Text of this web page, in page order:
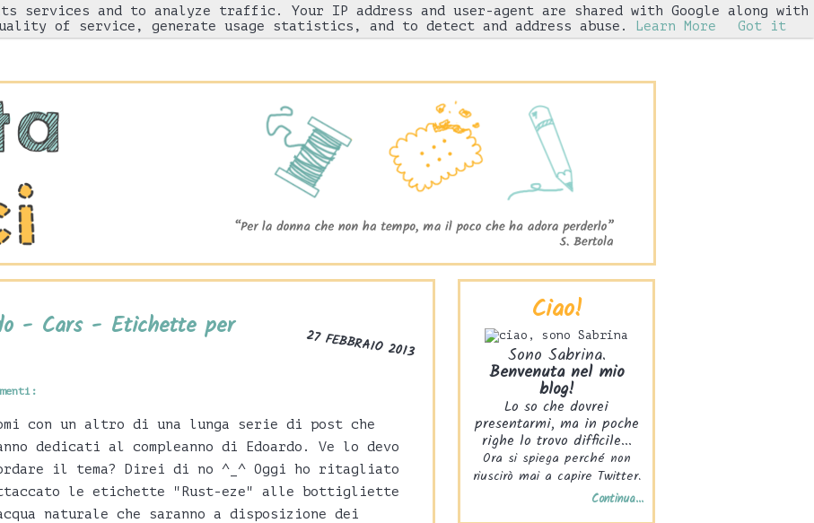
Chi sono "Come l'ho fatto" Gnam! Iniziative
27 FEBBRAIO 2013
- Cars - Etichette per
con un altro di una lunga serie di post che
dedicati al compleanno di Edoardo. Ve lo devo
il tema? Direi di no ^_^ Oggi ho ritagliato
le etichette "Rust-eze" alle bottigliette
naturale che saranno a disposizione dei
Ciao!
Sono Sabrina.
Benvenuta nel mio
blog!
Lo so che dovrei
presentarmi, ma in poche
righe lo trovo difficile...
Ora si spiega perché non
riuscirò mai a capire Twitter.
Continua...
services and to analyze traffic. Your IP address and user-agent are shared with Google along with
of service, generate usage statistics, and to detect and address abuse.
Learn More Got it